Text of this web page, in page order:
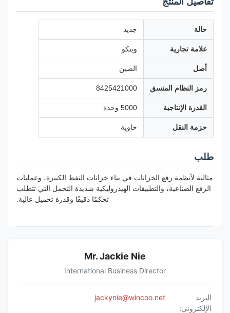
حالة جديد
علامة تجارية وينكو
أصل الصين
رمز النظام المنسق 8425421000
القدرة الإنتاجية 5000 وحدة
حزمة النقل حاوية
طلب
مثالية لأنظمة رفع الخزانات في بناء خزانات النفط الكبيرة، وعمليات
الرفع الصناعية، والتطبيقات الهيدروليكية شديدة التحمل التي تتطلب
تحكمًا دقيقًا وقدرة تحميل عالية.
Mr. Jackie Nie
International Business Director
البريد
الإلكتروني:
jackynie@wincoo.net